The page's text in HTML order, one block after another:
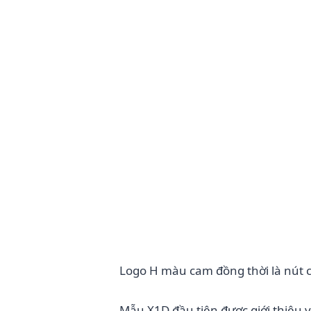
Logo H màu cam đồng thời là nút